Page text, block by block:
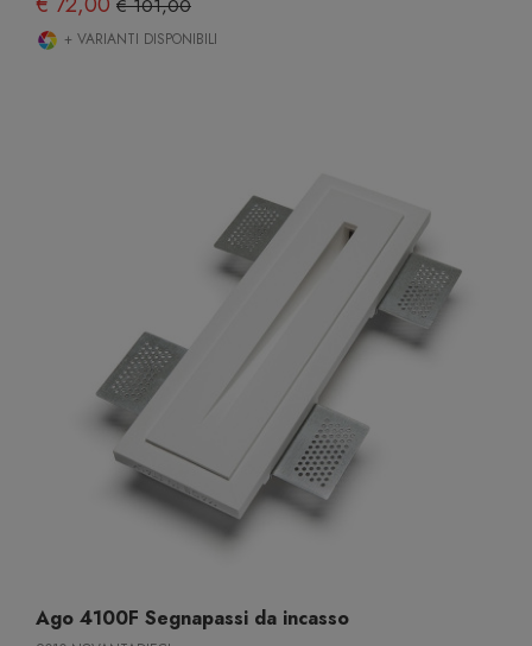
€ 101,00
+ VARIANTI DISPONIBILI
Ago 4100F Segnapassi da incasso